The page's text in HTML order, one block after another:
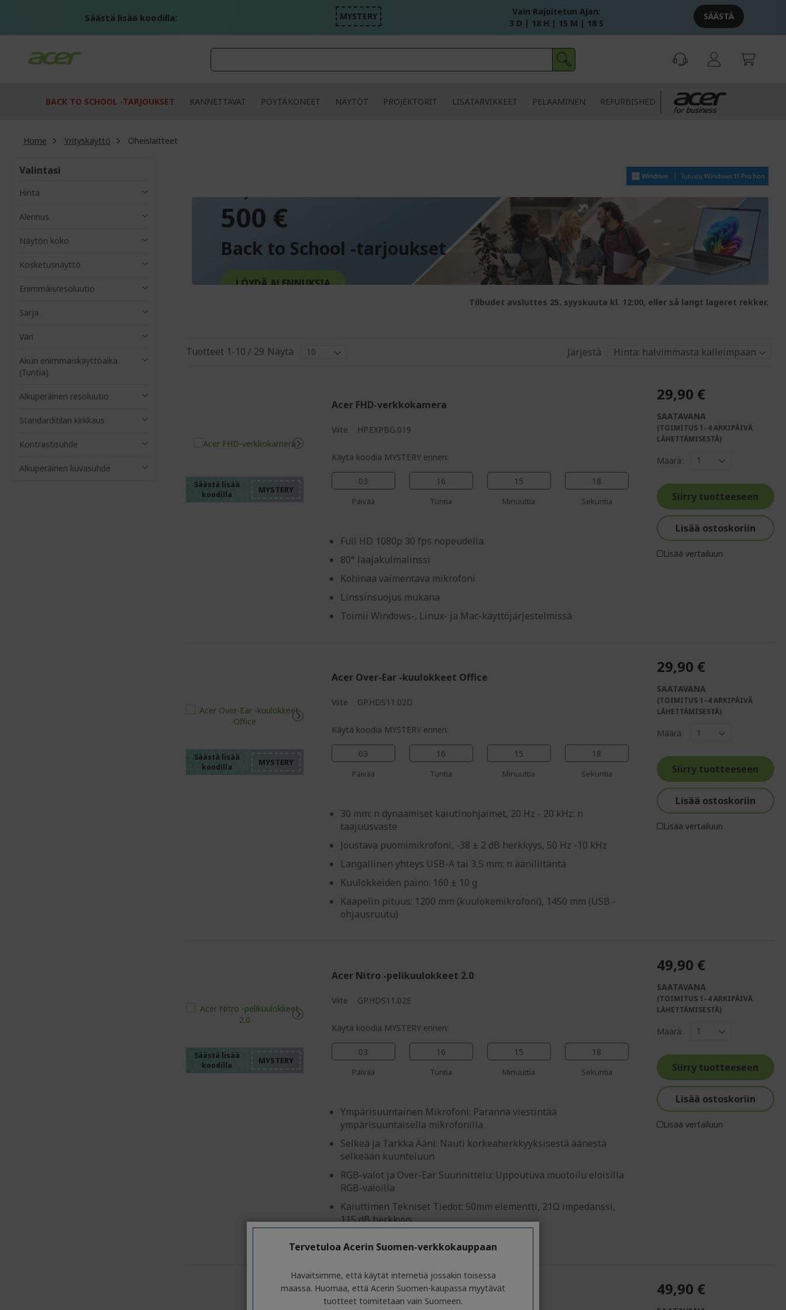
Säästä lisää koodilla: MYSTERY
Vain Rajoitetun Ajan:
3 D | 18 H | 15 M | 17 S
SÄÄSTÄ
BACK TO SCHOOL -TARJOUKSET KANNETTAVAT PÖYTÄKONEET NÄYTÖT PROJEKTORIT LISÄTARVIKKEET PELAAMINEN REFURBISHED
Home Yrityskäyttö Oheislaitteet
500 €
Back to School -tarjoukset
LÖYDÄ ALENNUKSIA
Tilbudet avsluttes 25. syyskuuta kl. 12:00, eller så langt lageret rekker.
Tuotteet 1-10 / 29 Näytä Järjestä
%%%%%%%%%%%%%%%%%%%%%%%%%%%%%%%%%
%%%%%%%%%%%%%%%%%%%%%%%%%%%%%%%%%
%%%%%%%%%%%%%%%%%%%%%%%%%%%%%%%%%
%%%%%%%%%%%%%%%%%%%%%%%%%%%%%%%%%
%%%%%%%%%%%%%%%%%%%%%%%%%%%%%%%%%
Säästä lisää
koodilla
Acer FHD-verkkokamera
Viite HP.EXPBG.019
Käytä koodia MYSTERY ennen:
03
Päivää
16
Tuntia
15
Minuuttia
17
Sekuntia
Full HD 1080p 30 fps nopeudella
80° laajakulmalinssi
Kohinaa vaimentava mikrofoni
Linssinsuojus mukana
Toimii Windows-, Linux- ja Mac-käyttöjärjestelmissä
29,90 €
SAATAVANA
(TOIMITUS 1–4 ARKIPÄIVÄ
LÄHETTÄMISESTÄ)
Määrä:
Siirry tuotteeseen
Lisää ostoskoriin
Lisää vertailuun
%%%%%%%%%%%%%%%%%%%%%%%%%%%%%%%%%
%%%%%%%%%%%%%%%%%%%%%%%%%%%%%%%%%
%%%%%%%%%%%%%%%%%%%%%%%%%%%%%%%%%
%%%%%%%%%%%%%%%%%%%%%%%%%%%%%%%%%
%%%%%%%%%%%%%%%%%%%%%%%%%%%%%%%%%
Säästä lisää
koodilla
Acer Over-Ear -kuulokkeet Office
Viite GP.HDS11.02D
Käytä koodia MYSTERY ennen:
03
Päivää
16
Tuntia
15
Minuuttia
17
Sekuntia
30 mm: n dynaamiset kaiutinohjaimet, 20 Hz - 20 kHz: n
taajuusvaste
Joustava puomimikrofoni, -38 ± 2 dB herkkyys, 50 Hz -10 kHz
Langallinen yhteys USB-A tai 3,5 mm: n ääniliitäntä
Kuulokkeiden paino: 160 ± 10 g
Kaapelin pituus: 1200 mm (kuulokemikrofoni), 1450 mm (USB -
ohjausruutu)
29,90 €
SAATAVANA
(TOIMITUS 1–4 ARKIPÄIVÄ
LÄHETTÄMISESTÄ)
Määrä:
Siirry tuotteeseen
Lisää ostoskoriin
Lisää vertailuun
%%%%%%%%%%%%%%%%%%%%%%%%%%%%%%%%%
%%%%%%%%%%%%%%%%%%%%%%%%%%%%%%%%%
%%%%%%%%%%%%%%%%%%%%%%%%%%%%%%%%%
%%%%%%%%%%%%%%%%%%%%%%%%%%%%%%%%%
%%%%%%%%%%%%%%%%%%%%%%%%%%%%%%%%%
Säästä lisää
koodilla
Acer Nitro -pelikuulokkeet 2.0
Viite GP.HDS11.02E
Käytä koodia MYSTERY ennen:
03
Päivää
16
Tuntia
15
Minuuttia
17
Sekuntia
Ympärisuuntainen Mikrofoni: Paranna viestintää
ympärisuuntaisella mikrofonilla
Selkeä ja Tarkka Ääni: Nauti korkeaherkkyyksisestä äänestä
selkeään kuunteluun
RGB-valot ja Over-Ear Suunnittelu: Uppoutuva muotoilu eloisilla
RGB-valoilla
Kaiuttimen Tekniset Tiedot: 50mm elementti, 21Ω impedanssi,
115 dB herkkyys
49,90 €
SAATAVANA
(TOIMITUS 1–4 ARKIPÄIVÄ
LÄHETTÄMISESTÄ)
Määrä:
Siirry tuotteeseen
Lisää ostoskoriin
Lisää vertailuun
Acerin kannettava CD/DVD-laite
49,90 €
Valintasi
Hinta
Alennus
Näytön koko
Kosketusnäyttö
Enimmäisresoluutio
Sarja
Väri
Akun enimmäiskäyttöaika
(Tuntia)
Alkuperäinen resoluutio
Standarditilan kirkkaus
Kontrastisuhde
Alkuperäinen kuvasuhde
Tervetuloa Acerin Suomen-verkkokauppaan
Havaitsimme, että käytät internetiä jossakin toisessa
maassa. Huomaa, että Acerin Suomen-kaupassa myytävät
tuotteet toimitetaan vain Suomeen.